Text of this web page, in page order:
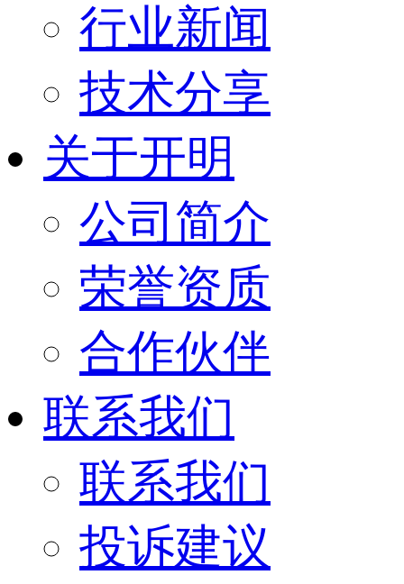
行业新闻
技术分享
关于开明
公司简介
荣誉资质
合作伙伴
联系我们
联系我们
投诉建议